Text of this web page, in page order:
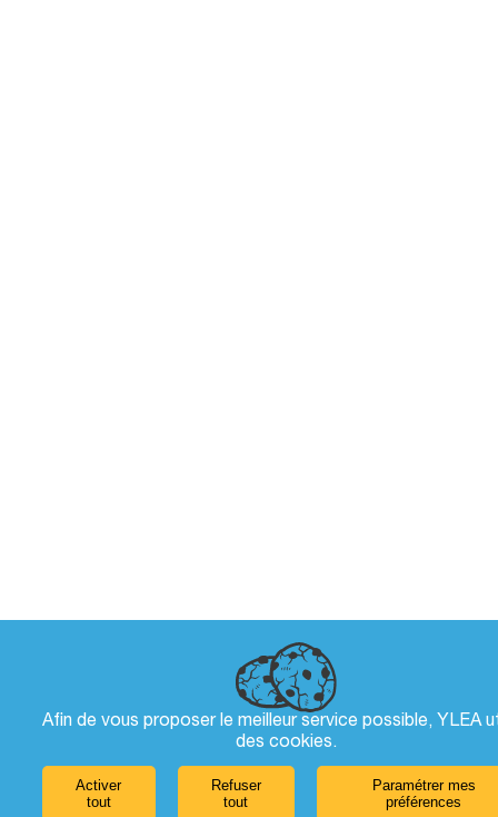
Afin de vous proposer le meilleur service possible, YLEA
des cookies.
Activer
tout
Refuser
tout
Paramétrer mes
préférences